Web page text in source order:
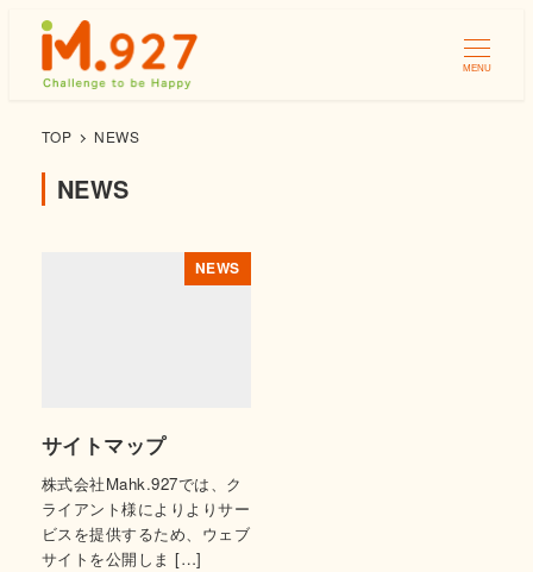
MENU
TOP NEWS
NEWS
NEWS
サイトマップ
株式会社Mahk.927では、ク
ライアント様によりよりサー
ビスを提供するため、ウェブ
サイトを公開しま […]